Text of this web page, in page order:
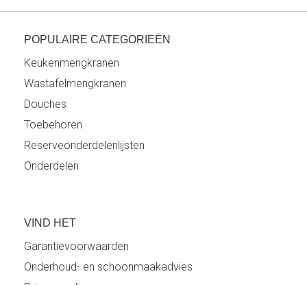
POPULAIRE CATEGORIEËN
Keukenmengkranen
Wastafelmengkranen
Douches
Toebehoren
Reserveonderdelenlijsten
Onderdelen
VIND HET
Garantievoorwaarden
Onderhoud- en schoonmaakadvies